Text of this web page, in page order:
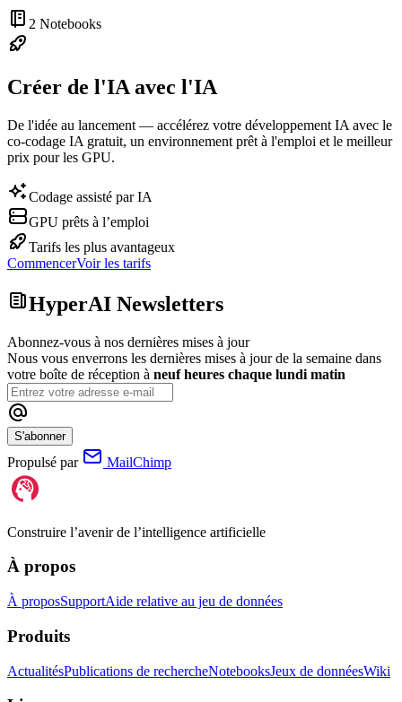
2 Notebooks
Créer de l'IA avec l'IA
De l'idée au lancement — accélérez votre développement IA avec le
co-codage IA gratuit, un environnement prêt à l'emploi et le meilleur
prix pour les GPU.
Codage assisté par IA
GPU prêts à l’emploi
Tarifs les plus avantageux
CommencerVoir les tarifs
HyperAI Newsletters
Abonnez-vous à nos dernières mises à jour
Nous vous enverrons les dernières mises à jour de la semaine dans
votre boîte de réception à neuf heures chaque lundi matin
S'abonner
Propulsé par MailChimp
Construire l’avenir de l’intelligence artificielle
À propos
À proposSupportAide relative au jeu de données
Produits
ActualitésPublications de rechercheNotebooksJeux de donnéesWiki